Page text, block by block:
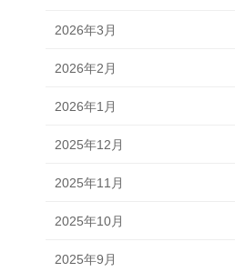
2026年3月
2026年2月
2026年1月
2025年12月
2025年11月
2025年10月
2025年9月